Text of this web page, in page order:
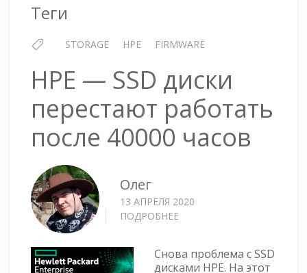
Теги
STORAGE HPE FIRMWARE
HPE — SSD диски
перестают работать
после 40000 часов
Олег
13 АПРЕЛЯ 2020
ПОДРОБНЕЕ
SSD
Снова проблема с SSD
дисками HPE. На этот